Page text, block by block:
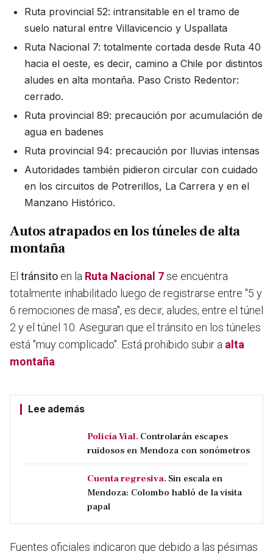
Ruta provincial 52: intransitable en el tramo de
suelo natural entre Villavicencio y Uspallata
Ruta Nacional 7: totalmente cortada desde Ruta 40
hacia el oeste, es decir, camino a Chile por distintos
aludes en alta montaña. Paso Cristo Redentor:
cerrado.
Ruta provincial 89: precaución por acumulación de
agua en badenes
Ruta provincial 94: precaución por lluvias intensas
Autoridades también pidieron circular con cuidado
en los circuitos de Potrerillos, La Carrera y en el
Manzano Histórico.
Autos atrapados en los túneles de alta
montaña
El tránsito en la Ruta Nacional 7se encuentra
totalmente inhabilitado luego de registrarse entre "5 y
6 remociones de masa", es decir, aludes, entre el túnel
2 y el túnel 10. Aseguran que el tránsito en los túneles
está "muy complicado". Está prohibido subir a alta
montaña.
Lee además
Policía Vial. Controlarán escapes
ruidosos en Mendoza con sonómetros
Cuenta regresiva. Sin escala en
Mendoza: Colombo habló de la visita
papal
Fuentes oficiales indicaron que debido a las pésimas